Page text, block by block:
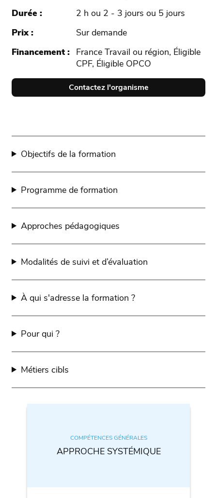
Durée
2 h ou 2 - 3 jours ou 5 jours
Prix
Sur demande
Financement
France Travail ou région, Éligible
CPF, Éligible OPCO
Contactez l'organisme
Objectifs de la formation
Programme de formation
Approches pédagogiques
Modalités de suivi et d’évaluation
À qui s'adresse la formation ?
Pour qui ?
Métiers cibls
COMPÉTENCES GÉNÉRALES
APPROCHE SYSTÉMIQUE